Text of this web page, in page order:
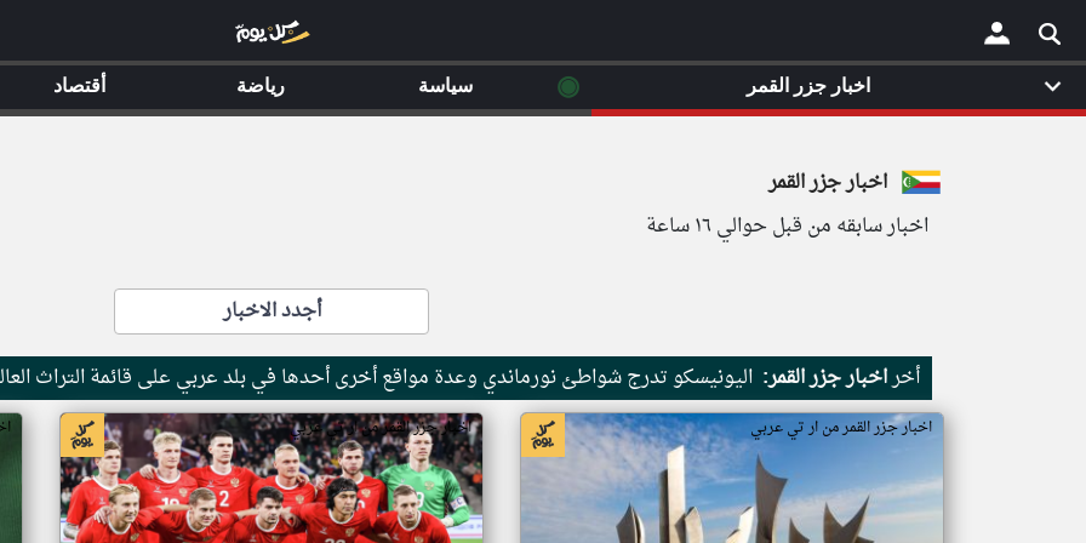
×
اخبار جزر القمر
اخبار سابقه من قبل حوالي ١٦ ساعة
أجدد الاخبار
أخراخبار جزر القمر: اليونيسكو تدرج شواطئ نورماندي وعدة مواقع أخرى أحدها في بلد عربي على قائمة التراث
اخبار جزر القمر من ار تي عربي اخبار جزر القمر من ار تي عربي
اخبار جزر القمر ◉ سياسة رياضة أقتصاد